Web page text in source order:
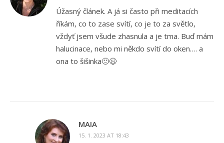
Úžasný článek. A já si často při meditacích
říkám, co to zase svítí, co je to za světlo,
vždyť jsem všude zhasnula a je tma. Buď mám
halucinace, nebo mi někdo svítí do oken…. a
ona to šišinka🙂😉
MAIA
15. 1. 2023 AT 18:43